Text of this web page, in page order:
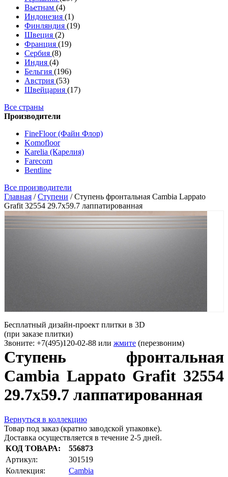
Вьетнам (4)
Индонезия (1)
Финляндия (19)
Швеция (2)
Франция (19)
Сербия (8)
Индия (4)
Бельгия (196)
Австрия (53)
Швейцария (17)
Все страны
Производители
FineFloor (Файн Флор)
Komofloor
Karelia (Карелия)
Farecom
Bentline
Все производители
Главная /Ступени /Ступень фронтальная Cambia Lappato
Grafit 32554 29.7x59.7 лаппатированная
Бесплатный дизайн-проект плитки в 3D
(при заказе плитки)
Звоните: +7(495)120-02-88 или жмите (перезвоним)
Ступень фронтальная
Cambia Lappato Grafit 32554
29.7x59.7 лаппатированная
Вернуться в коллекцию
Товар под заказ (кратно заводской упаковке).
Доставка осуществляется в течение 2-5 дней.
КОД ТОВАРА:
556873
Артикул:
301519
Коллекция:
Cambia